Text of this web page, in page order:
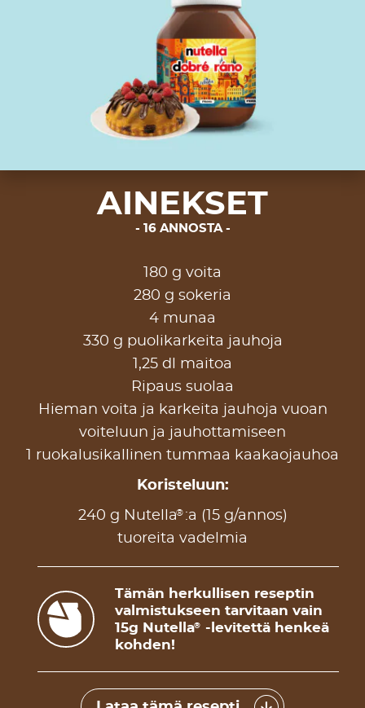
AINEKSET
16 ANNOSTA
180 g voita
280 g sokeria
4 munaa
330 g puolikarkeita jauhoja
1,25 dl maitoa
Ripaus suolaa
Hieman voita ja karkeita jauhoja vuoan
voiteluun ja jauhottamiseen
1 ruokalusikallinen tummaa kaakaojauhoa
Koristeluun:
240 g Nutella® :a (15 g/annos)
tuoreita vadelmia
Tämän herkullisen reseptin
valmistukseen tarvitaan vain
15g Nutella®
-levitettä henkeä
kohden!